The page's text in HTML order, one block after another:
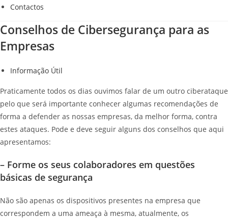
Contactos
Conselhos de Cibersegurança para as
Empresas
Informação Útil
Praticamente todos os dias ouvimos falar de um outro ciberataque
pelo que será importante conhecer algumas recomendações de
forma a defender as nossas empresas, da melhor forma, contra
estes ataques. Pode e deve seguir alguns dos conselhos que aqui
apresentamos:
– Forme os seus colaboradores em questões
básicas de segurança
Não são apenas os dispositivos presentes na empresa que
correspondem a uma ameaça à mesma, atualmente, os